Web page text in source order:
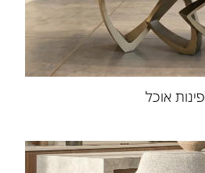
פינות אוכל